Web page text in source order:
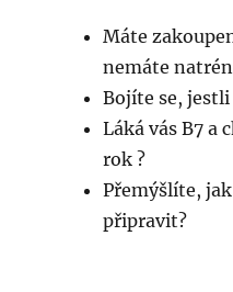
Máte
nemáte
Bojíte se,
Láká vás B7 a
rok ?
Přemýšlíte,
připravit?